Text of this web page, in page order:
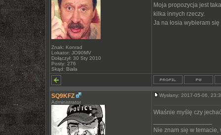
Znak: Konrad
Lokator: JO90MV
Dołączył: 30 Sty 2010
Posty: 276
Skąd: Biała
Moja propozycja jest
kilka innych rzeczy.
Ja na łosia wybieram
SQ9KFZ
Administrator
Wysłany: 2017-05-06,
Właśnie myślę czy
Nie znam się w